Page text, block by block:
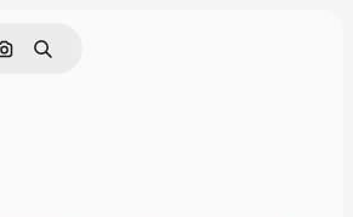
Поиск по изображению
Поиск